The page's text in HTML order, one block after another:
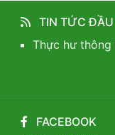
TIN TỨC
Thực hư
FACEBOOK